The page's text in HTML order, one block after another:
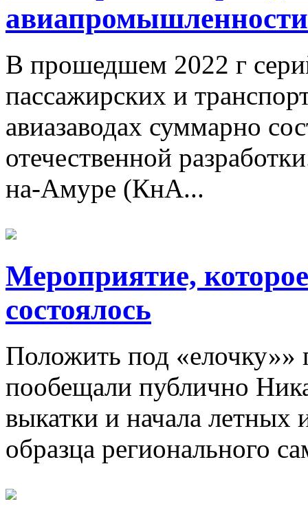
авиапромышленности
В прошедшем 2022 г
пассажирских и
авиазаводах суммарно
отечественной
на-Амуре (КнА...
Мероприятие,
состоялось
Положить под «елочку»»
пообещали публично
выкатки и начала летных
образца регионального